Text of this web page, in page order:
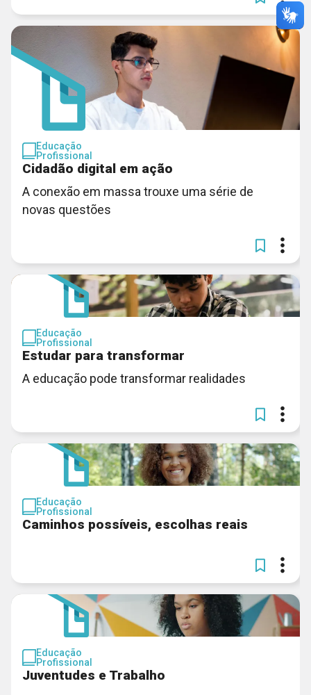
Educação
Profissional
Cidadão digital em ação
A conexão em massa trouxe uma série de
novas questões
Educação
Profissional
Estudar para transformar
A educação pode transformar realidades
Educação
Profissional
Caminhos possíveis, escolhas reais
Educação
Profissional
Juventudes e Trabalho